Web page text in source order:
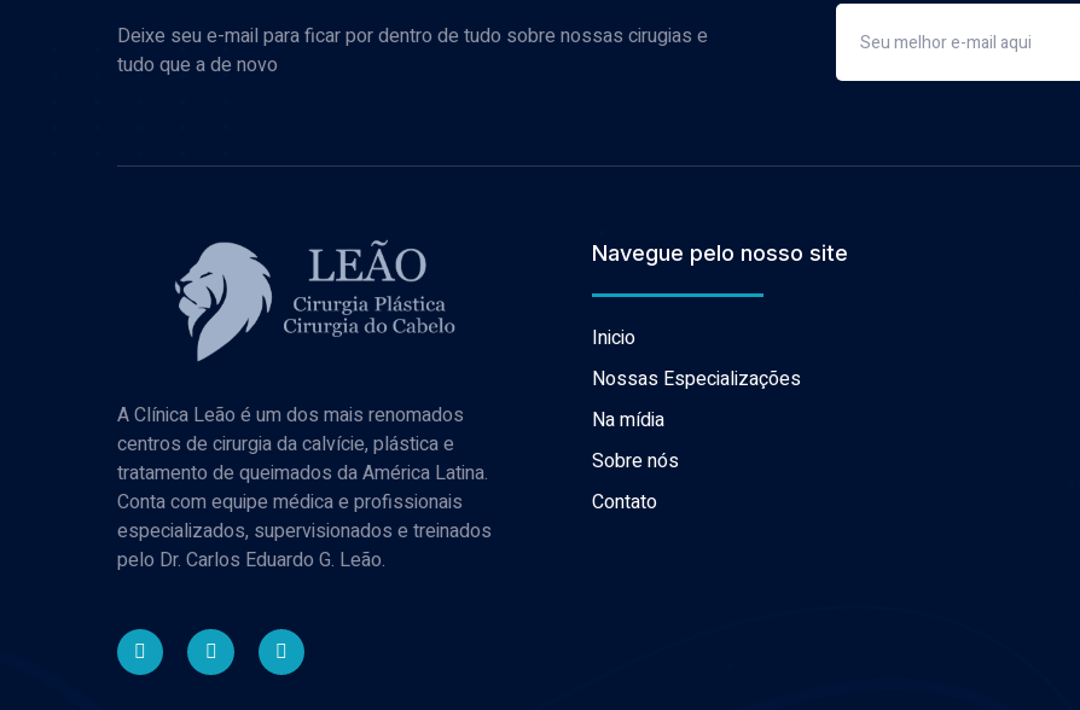
Deixe seu e-mail para ficar por dentro de tudo sobre nossas cirugias e
tudo que a de novo
A Clínica Leão é um dos mais renomados
centros de cirurgia da calvície, plástica e
tratamento de queimados da América Latina.
Conta com equipe médica e profissionais
especializados, supervisionados e treinados
pelo Dr. Carlos Eduardo G. Leão.
Navegue pelo nosso site
Inicio
Nossas Especializações
Na mídia
Sobre nós
Contato